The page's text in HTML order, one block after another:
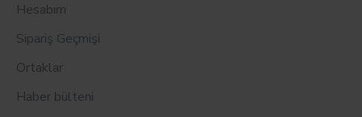
Hesabım
Sipariş Geçmişi
Ortaklar
Haber bülteni